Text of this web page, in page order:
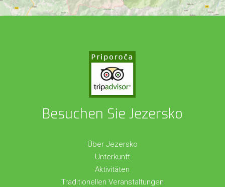
Besuchen Sie Jezersko
Über Jezersko
Unterkunft
Aktivitäten
Traditionellen Veranstaltungen